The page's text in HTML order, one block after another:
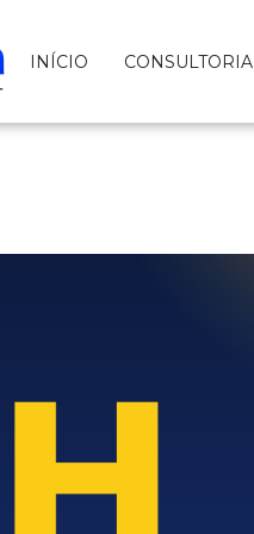
INÍCIO CONSULTORIA